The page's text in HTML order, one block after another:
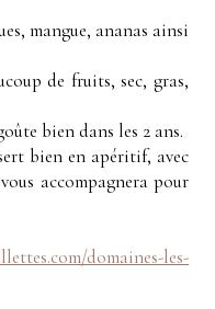
mangue, ananas ainsi
de fruits, sec, gras,
bien dans les 2 ans.
bien en apéritif, avec
accompagnera pour
domaines-les-